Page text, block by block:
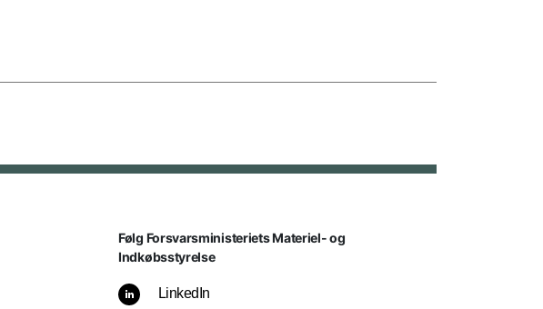
Følg Forsvarsministeriets Materiel- og
Indkøbsstyrelse
LinkedIn